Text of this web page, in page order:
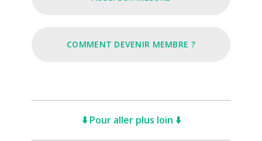
COMMENT DEVENIR MEMBRE ?
⬇️ Pour aller plus loin ⬇️